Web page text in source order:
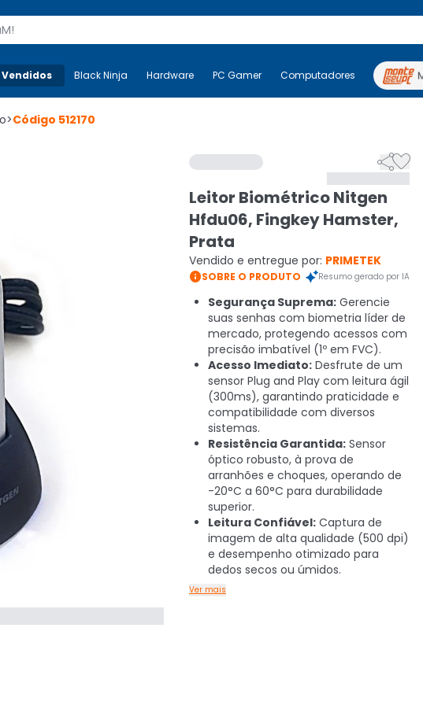
Mais-v- Black Ninja Hardware PC Gamer Computadores
Black Ninja Hardware PC Gamer Computadores Periféricos
>Código 512170

Leitor Biométrico Nitgen
Hfdu06, Fingkey Hamster,
Prata
Vendido e entregue por: PRIMETEK
SOBRE O PRODUTO Resumo gerado por IA
Segurança Suprema: Gerencie
suas senhas com biometria líder de
mercado, protegendo acessos com
precisão imbatível (1º em FVC).
Acesso Imediato: Desfrute de um
sensor Plug and Play com leitura ágil
(300ms), garantindo praticidade e
compatibilidade com diversos
sistemas.
Resistência Garantida: Sensor
óptico robusto, à prova de
arranhões e choques, operando de
-20°C a 60°C para durabilidade
superior.
Leitura Confiável: Captura de
imagem de alta qualidade (500 dpi)
e desempenho otimizado para
dedos secos ou úmidos.
Ver mais